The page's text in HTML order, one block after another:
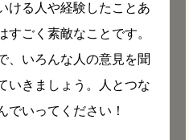
ける人や経験したことあ
すごく素敵なことです。
、いろんな人の意見を聞
いきましょう。人とつな
でいってください！